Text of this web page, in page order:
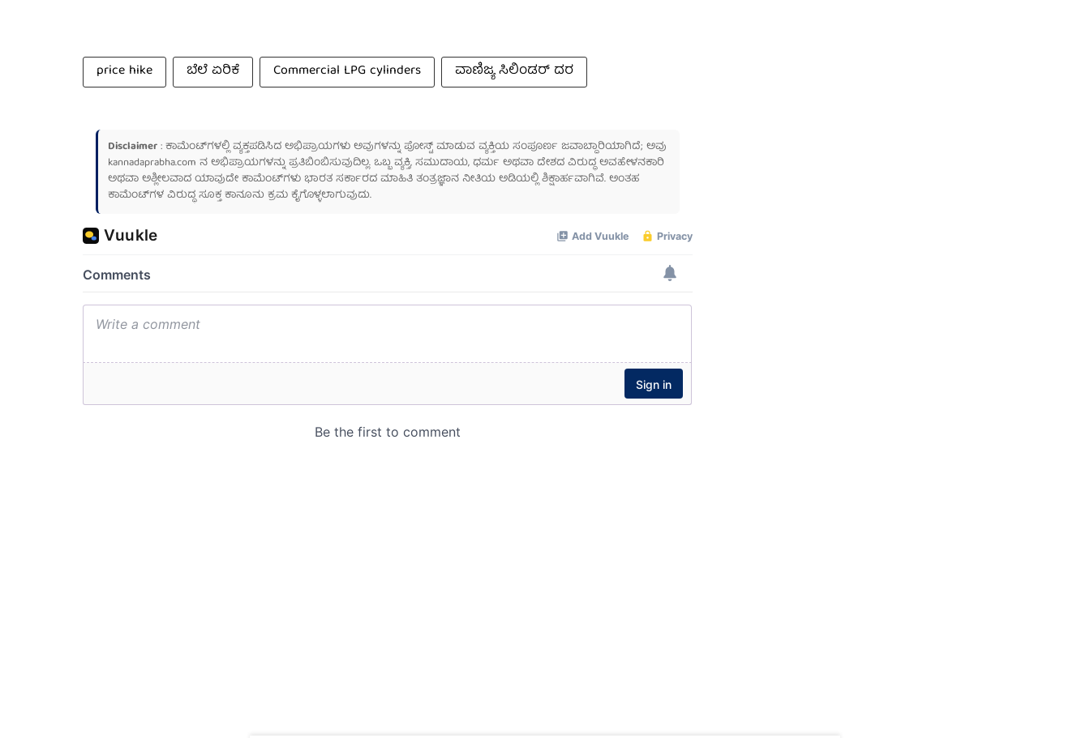
price hike ಬೆಲೆ ಏರಿಕೆ Commercial LPG cylinders ವಾಣಿಜ್ಯ ಸಿಲಿಂಡರ್ ದರ
Disclaimer: ಕಾಮೆಂಟ್‌ಗಳಲ್ಲಿ ವ್ಯಕ್ತಪಡಿಸಿದ ಅಭಿಪ್ರಾಯಗಳು ಅವುಗಳನ್ನು ಪೋಸ್ಟ್ ಮಾಡುವ ವ್ಯಕ್ತಿಯ ಸಂಪೂರ್ಣ ಜವಾಬ್ದಾರಿಯಾಗಿದೆ; ಅವು
kannadaprabha.com ನ ಅಭಿಪ್ರಾಯಗಳನ್ನು ಪ್ರತಿಬಿಂಬಿಸುವುದಿಲ್ಲ. ಒಬ್ಬ ವ್ಯಕ್ತಿ, ಸಮುದಾಯ, ಧರ್ಮ ಅಥವಾ ದೇಶದ ವಿರುದ್ಧ ಅವಹೇಳನಕಾರಿ
ಅಥವಾ ಅಶ್ಲೀಲವಾದ ಯಾವುದೇ ಕಾಮೆಂಟ್‌ಗಳು ಭಾರತ ಸರ್ಕಾರದ ಮಾಹಿತಿ ತಂತ್ರಜ್ಞಾನ ನೀತಿಯ ಅಡಿಯಲ್ಲಿ ಶಿಕ್ಷಾರ್ಹವಾಗಿವೆ. ಅಂತಹ
ಕಾಮೆಂಟ್‌ಗಳ ವಿರುದ್ಧ ಸೂಕ್ತ ಕಾನೂನು ಕ್ರಮ ಕೈಗೊಳ್ಳಲಾಗುವುದು.